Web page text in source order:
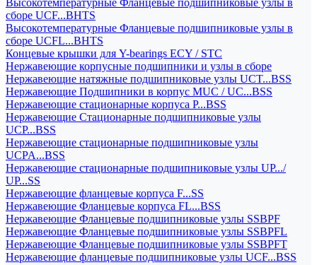
Высокотемпературные Фланцевые подшипниковые узлы в
сборе UCF...BHTS
Высокотемпературные Фланцевые подшипниковые узлы в
сборе UCFL...BHTS
Концевые крышки для Y-bearings ECY / STC
Нержавеющие корпусные подшипники и узлы в сборе
Нержавеющие натяжные подшипниковые узлы UCT...BSS
Нержавеющие Подшипники в корпус MUC / UC...BSS
Нержавеющие стационарные корпуса P...BSS
Нержавеющие Стационарные подшипниковые узлы
UCP...BSS
Нержавеющие стационарные подшипниковые узлы
UCPA...BSS
Нержавеющие стационарные подшипниковые узлы UP.../
UP...SS
Нержавеющие фланцевые корпуса F...SS
Нержавеющие Фланцевые корпуса FL...BSS
Нержавеющие Фланцевые подшипниковые узлы SSBPF
Нержавеющие Фланцевые подшипниковые узлы SSBPFL
Нержавеющие Фланцевые подшипниковые узлы SSBPFT
Нержавеющие фланцевые подшипниковые узлы UCF...BSS